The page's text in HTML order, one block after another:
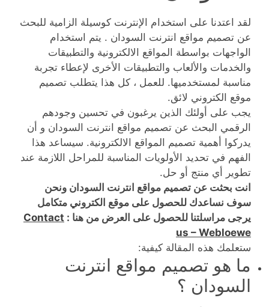
لقد اعتدنا على استخدام الإنترنت كوسيلة الزامية للبحث
عن تصميم مواقع انترنت السودان . يتم استخدام
الواجهات بواسطة المواقع الالكترونية والتطبيقات
والخدمات والألعاب والتطبيقات الأخرى لإعطاء تجربة
مناسبة لمستخدميها. للعمل ، كل هذا يتطلب تصميم
موقع الكتروني لائق.
يجب على أولئك الذين يرغبون في تحسين وجودهم
الرقمي البحث عن تصميم مواقع انترنت السودان و أن
يدركوا أهمية تصميم المواقع الالكترونية. سيساعد هذا
الفهم في تحديد الأولويات المناسبة للمراحل اللازمة عند
تطوير أي منتج أو حل.
انت بحثت عن تصميم مواقع انترنت السودان ونحن
سوف نساعدك للحصول على موقع الكتروني متكامل
يرجى مراسلتنا للحصول على العرض من هنا : Contact
us – Webloewe
ستعلمك هذه المقالة كيفية:
ما هو تصميم مواقع انترنت
السودان ؟